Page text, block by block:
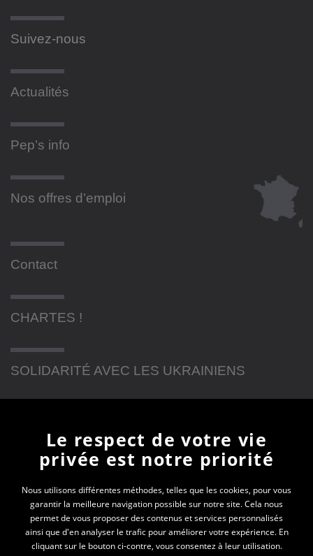
Suivez-nous
Actualités
Pep’s info
Nos offres d’emploi
Contact
CHARTES !
SOLIDARITÉ AVEC LES UKRAINIENS
Newsletter
En vous inscrivant à la newsletter, vous recevrez
toutes les actualités des PEP 74
Votre e-mail*
Le respect de votre vie
privée est notre priorité
Nous utilisons différentes méthodes, telles que les cookies, pour vous
garantir la meilleure navigation possible sur notre site. Cela nous
permet de vous proposer des contenus et services personnalisés
ainsi que d'en analyser le trafic pour améliorer votre expérience. En
cliquant sur le bouton ci-contre, vous consentez à leur utilisation.